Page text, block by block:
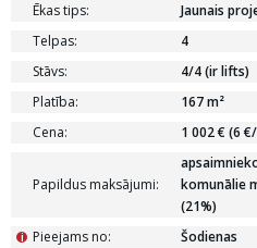
Ēkas tips:
Jaunais
Telpas:
4
Stāvs:
4/4 (ir lifts)
Platība:
167 m²
Cena:
1 002 € (6
Papildus maksājumi:
komunālie
(21%)
Pieejams no:
i Šodienas